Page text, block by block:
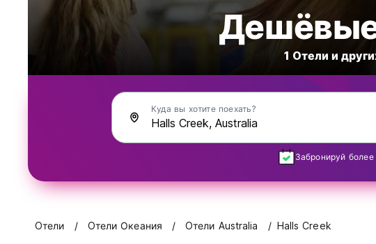
Дешёвые
1 Oтели и
Куда вы хотите поехать?
Забронируй
Oтели Oтели Океания Oтели Australia Halls Creek